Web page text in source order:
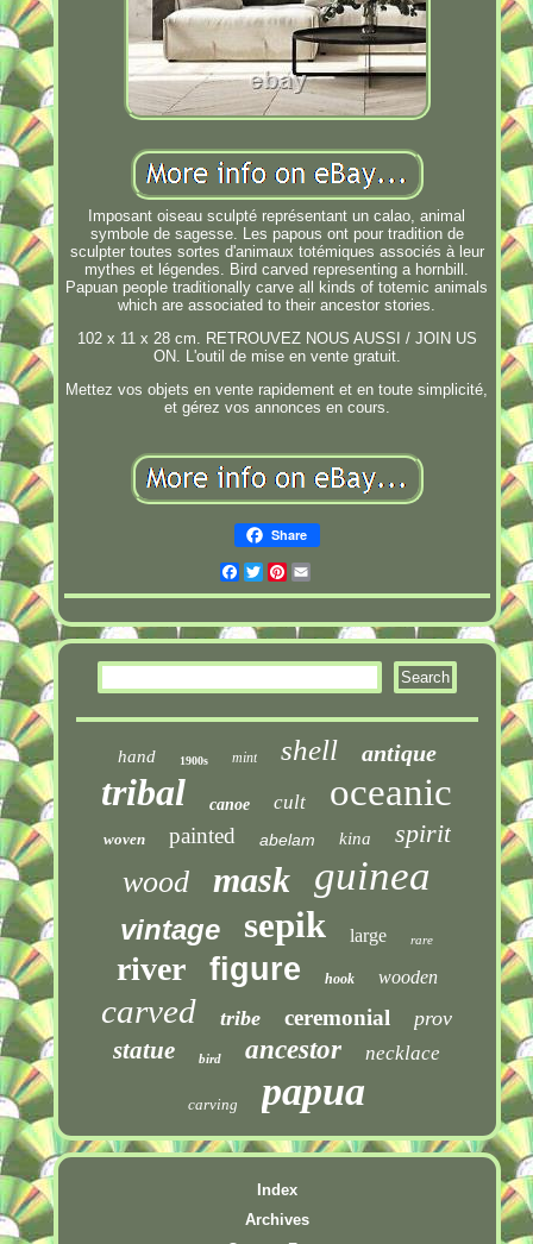
Imposant oiseau sculpté représentant un calao, animal
symbole de sagesse. Les papous ont pour tradition de
sculpter toutes sortes d'animaux totémiques associés à leur
mythes et légendes. Bird carved representing a hornbill.
Papuan people traditionally carve all kinds of totemic animals
which are associated to their ancestor stories.
102 x 11 x 28 cm. RETROUVEZ NOUS AUSSI / JOIN US
ON. L'outil de mise en vente gratuit.
Mettez vos objets en vente rapidement et en toute simplicité,
et gérez vos annonces en cours.
Share
Facebook
TwitterPinterest
hand 1900s mint shell antique
tribal canoe cult oceanic
woven painted abelam kina spirit
wood mask guinea
vintage sepik large rare
river figure hook wooden
carved tribe ceremonial prov
statue bird ancestor necklace
carving papua
Index
Archives